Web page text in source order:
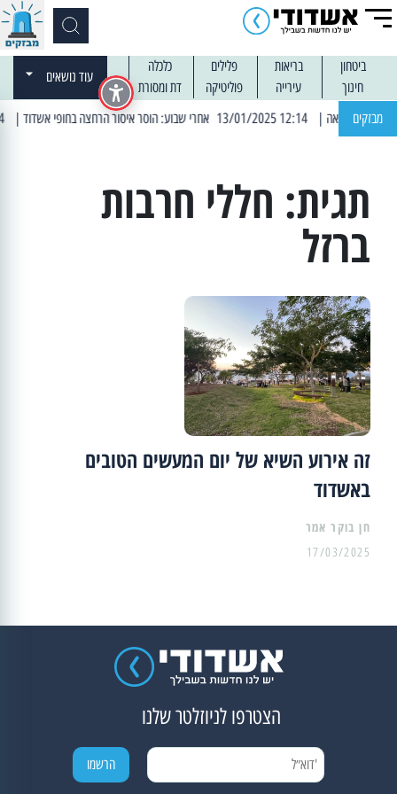
ביטחון בריאות פלילים
כלכלה
חינוך
עירייה פוליטיקה דת ומסורת
עוד נושאים
מבזקים | 12:14 13/01/2025 אחרי שבוע: הוסר איסור הרחצה בחופי אשדוד | 13:04 14/01/2025 עובדים בלילות: עבודות קרצוף וריבוד אספלט
תגית: חללי חרבות
ברזל
זה אירוע השיא של יום המעשים הטובים
באשדוד
17/03/2025
הצטרפו לניוזלטר שלנו